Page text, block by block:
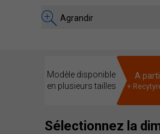
Agrandir
Modèle disponible
en plusieurs tailles
A
+
Sélectionnez la